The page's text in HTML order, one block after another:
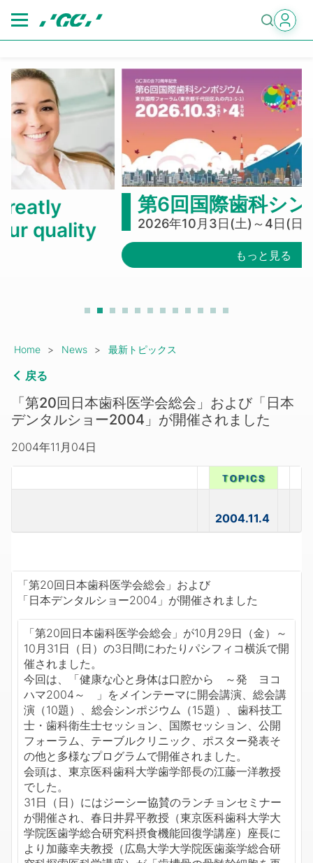
main
第6回国際歯科シンポジウム
2026年10月3日(土)～4日(日)
Breadcrumb
Home News 最新トピックス
戻る
「第20回日本歯科医学会総会」および「日本
デンタルショー2004」が開催されました
2004年11月04日
2004.11.4
「第20回日本歯科医学会総会」および
「日本デンタルショー2004」が開催されました
「第20回日本歯科医学会総会」が10月29日（金）～
10月31日（日）の3日間にわたりパシフィコ横浜で開
催されました。
今回は、「健康な心と身体は口腔から ～発 ヨコ
ハマ2004～ 」をメインテーマに開会講演、総会講
演（10題）、総会シンポジウム（15題）、歯科技工
士・歯科衛生士セッション、国際セッション、公開
フォーラム、テーブルクリニック、ポスター発表そ
の他と多様なプログラムで開催されました。
会頭は、東京医科歯科大学歯学部長の江藤一洋教授
でした。
31日（日）にはジーシー協賛のランチョンセミナー
が開催され、春日井昇平教授（東京医科歯科大学大
学院医歯学総合研究科摂食機能回復学講座）座長に
より加藤幸夫教授（広島大学大学院医歯薬学総合研